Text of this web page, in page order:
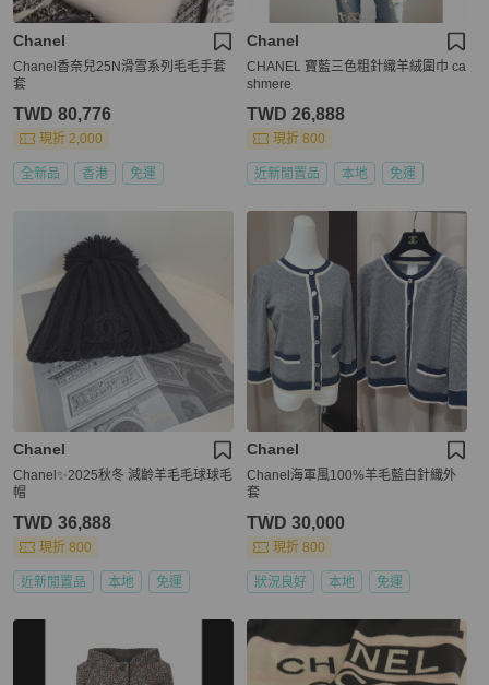
Chanel
Chanel香奈兒25N滑雪系列毛毛手套
套
TWD 80,776
現折 2,000
全新品 香港 免運
Chanel
CHANEL 寶藍三色粗針織羊絨圍巾 ca
shmere
TWD 26,888
現折 800
近新閒置品 本地 免運
Chanel
Chanel✨2025秋冬 減齡羊毛毛球球毛
帽
TWD 36,888
現折 800
近新閒置品 本地 免運
Chanel
Chanel海軍風100%羊毛藍白針織外
套
TWD 30,000
現折 800
狀況良好 本地 免運